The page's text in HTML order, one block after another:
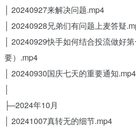
│ 20240927来解决问题.mp4
│ 20240928兄弟们有问题上麦答疑
│ 20240929快手如何结合投流做好
要）.mp4
│ 20240930国庆七天的重要通知.mp4
├─2024年10月
│ 20241007真转无的细节.mp4